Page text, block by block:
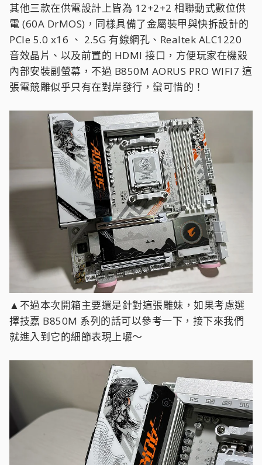
其他三款在供電設計上皆為 12+2+2 相聯動式數位供
電 (60A DrMOS)，同樣具備了金屬裝甲與快拆設計的
PCIe 5.0 x16 、 2.5G 有線網孔、Realtek ALC1220
音效晶片、以及前置的 HDMI 接口，方便玩家在機殼
內部安裝副螢幕，不過 B850M AORUS PRO WIFI7 這
張電競雕似乎只有在對岸發行，蠻可惜的！
▲不過本次開箱主要還是針對這張雕妹，如果考慮選
擇技嘉 B850M 系列的話可以參考一下，接下來我們
就進入到它的細節表現上囉～